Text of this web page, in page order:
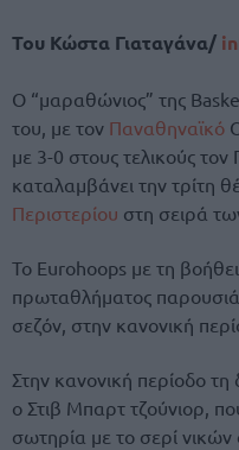
Του Κώστα Γιαταγάνα/
Ο “μαραθώνιος” της
του, με τον Παναθηναϊκό
με 3-0 στους τελικούς
καταλαμβάνει την τρίτη
Περιστερίου στη σειρά
Το Eurohoops με τη
πρωταθλήματος
σεζόν, στην κανονική
Στην κανονική περίοδο
ο Στιβ Μπαρτ τζούνιορ,
σωτηρία με το σερί νικών